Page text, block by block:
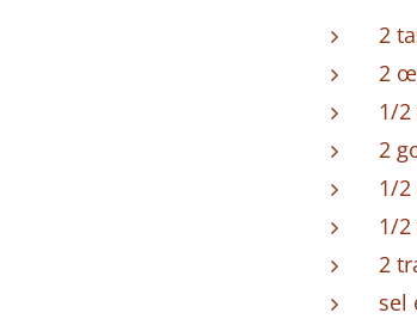
2
2
1/
2
1/
1/2
2
sel